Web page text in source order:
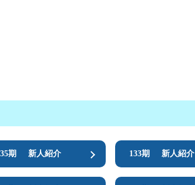
期 新人紹介 133期 新人紹介